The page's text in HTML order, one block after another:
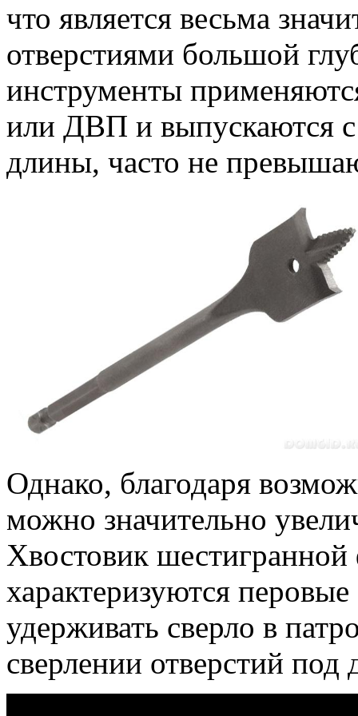
что является весьма
отверстиями большой
инструменты
или ДВП и выпускаются
длины, часто не
Однако, благодаря
можно значительно
Хвостовик
характеризуются
удерживать сверло в
сверлении отверстий под